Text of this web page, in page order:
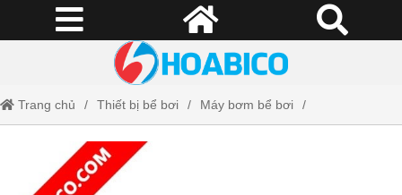
Trang chủ Thiết bị bể bơi Máy bơm bể bơi
Máy Bơm Kripsol KAN1020 DT2